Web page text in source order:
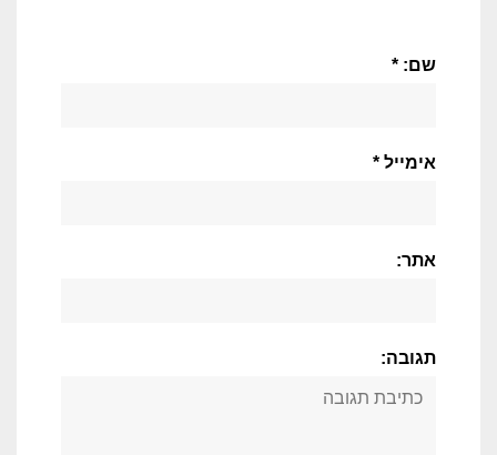
שם: *
אימייל *
אתר:
תגובה: